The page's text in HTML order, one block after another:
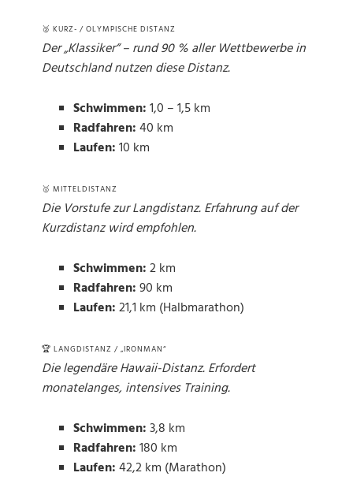
🥈 KURZ- / OLYMPISCHE DISTANZ
Der „Klassiker“ – rund 90 % aller Wettbewerbe in
Deutschland nutzen diese Distanz.
Schwimmen:1,0 – 1,5 km
Radfahren:40 km
Laufen:10 km
🥇 MITTELDISTANZ
Die Vorstufe zur Langdistanz. Erfahrung auf der
Kurzdistanz wird empfohlen.
Schwimmen:2 km
Radfahren:90 km
Laufen:21,1 km (Halbmarathon)
🏆 LANGDISTANZ / „IRONMAN“
Die legendäre Hawaii-Distanz. Erfordert
monatelanges, intensives Training.
Schwimmen:3,8 km
Radfahren:180 km
Laufen:42,2 km (Marathon)